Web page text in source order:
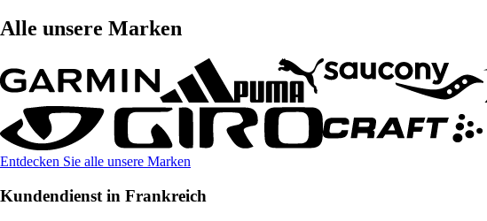
Alle unsere Marken
Entdecken Sie alle unsere Marken
Kundendienst in Frankreich